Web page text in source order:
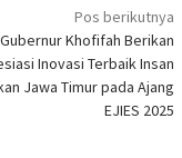
Pos berikutnya
Gubernur Khofifah Berikan
Inovasi Terbaik Insan
Jawa Timur pada Ajang
EJIES 2025